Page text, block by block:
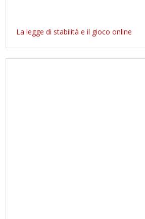
La legge di stabilità e il gioco online